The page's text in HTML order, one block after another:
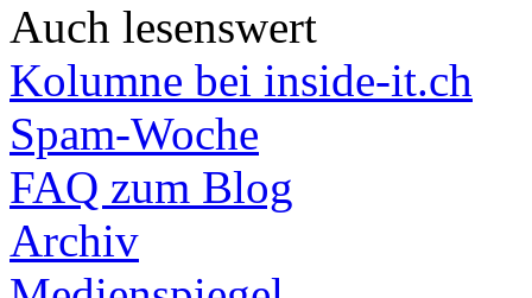
Auch lesenswert
Kolumne bei inside-it.ch
Spam-Woche
FAQ zum Blog
Archiv